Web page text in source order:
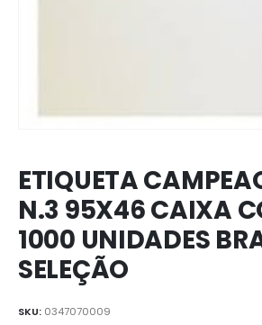
ETIQUETA
N.3 95X46 CAIXA
1000 UNIDADES
SELEÇÃO
SKU: 0347070009